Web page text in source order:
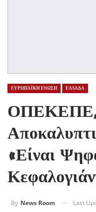
ΕΥΡΩΠΑΪΚΗ ΕΝΩΣΗ ΕΛΛΑΔΑ
ΟΠΕΚΕΠΕ,
«Είναι
By News Room Last